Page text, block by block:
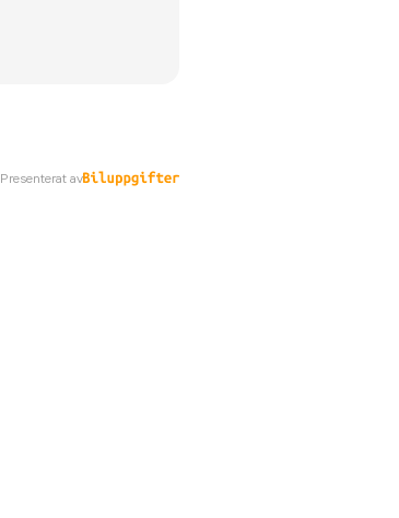
Presenterat av